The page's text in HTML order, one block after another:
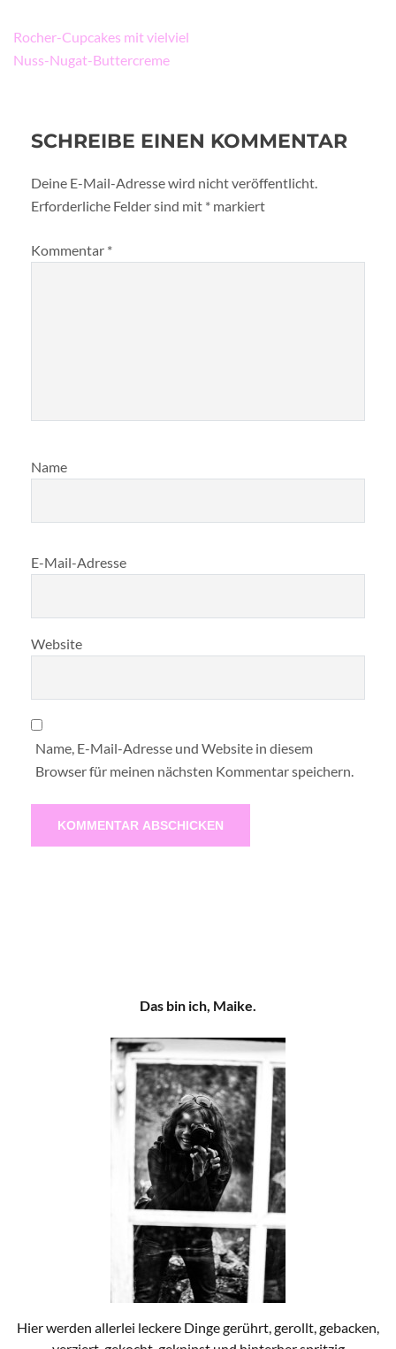
Beitragsnavigation
Rocher-Cupcakes mit vielviel
Nuss-Nugat-Buttercreme
SCHREIBE EINEN KOMMENTAR
Deine E-Mail-Adresse wird nicht veröffentlicht.
Erforderliche Felder sind mit * markiert
Kommentar *
Name
E-Mail-Adresse
Website
Name, E-Mail-Adresse und Website in diesem
Browser für meinen nächsten Kommentar speichern.
Das bin ich, Maike.
Hier werden allerlei leckere Dinge gerührt, gerollt, gebacken,